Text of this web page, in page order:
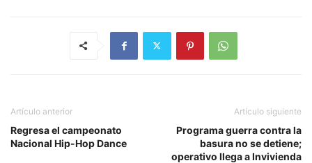
Artículo anterior
Regresa el campeonato
Nacional Hip-Hop Dance
Artículo siguiente
Programa guerra contra la
basura no se detiene;
operativo llega a Invivienda